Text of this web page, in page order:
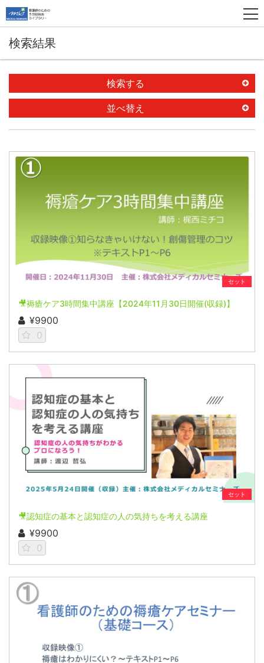
検索結果
検索する
並べ替え
セット
🎥褥瘡ケア3時間集中講座【2024年11月30日開催(収録)】
¥9900
0
セット
🎥認知症の基本と認知症の人の気持ちを考える講座
¥9900
0